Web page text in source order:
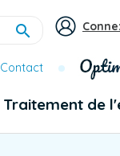

Contact
Traitement de